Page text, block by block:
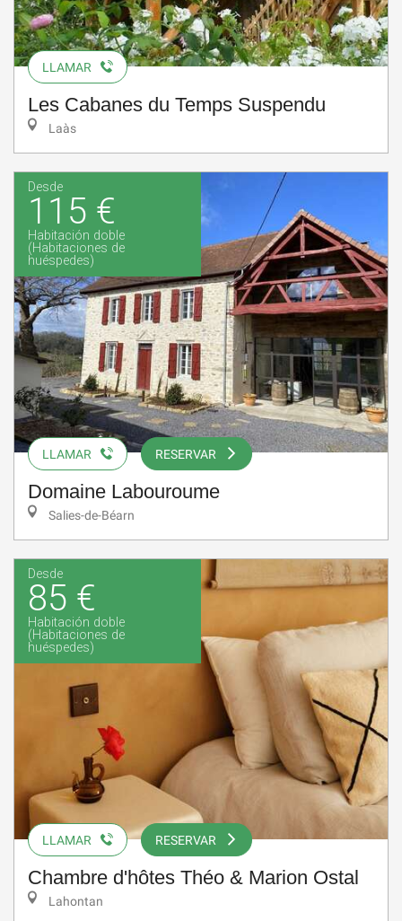
LLAMAR
Les Cabanes du Temps Suspendu
Laàs
Desde
115 €
Habitación doble
(Habitaciones de
huéspedes)
LLAMAR RESERVAR
Domaine Labouroume
Salies-de-Béarn
Desde
85 €
Habitación doble
(Habitaciones de
huéspedes)
LLAMAR RESERVAR
Chambre d'hôtes Théo & Marion Ostal
Lahontan